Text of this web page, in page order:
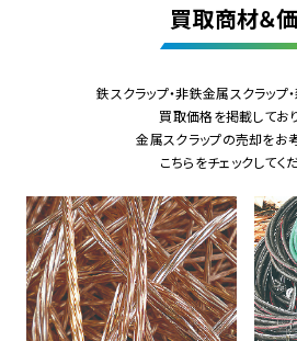
買取商材＆
鉄スクラップ・非鉄金属スクラップ
買取価格を掲載しており
金属スクラップの売却をお
こちらをチェックしてく